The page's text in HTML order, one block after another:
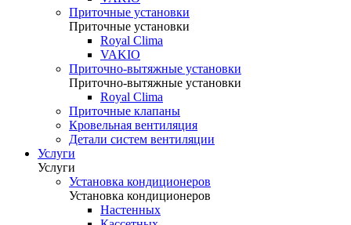
Приточные установки
Приточные установки
Royal Clima
VAKIO
Приточно-вытяжные установки
Приточно-вытяжные установки
Royal Clima
Приточные клапаны
Кровельная вентиляция
Детали систем вентиляции
Услуги
Услуги
Установка кондиционеров
Установка кондиционеров
Настенных